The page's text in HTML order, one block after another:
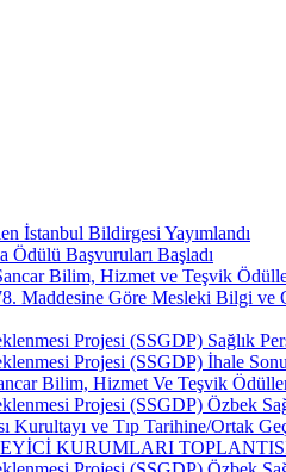
İstanbul Bildirgesi Yayımlandı
Başvuruları Başladı
Bilim, Hizmet ve Teşvik
Maddesine Göre Mesleki Bilgi
Projesi (SSGDP) Sağlık
Projesi (SSGDP) İhale
Bilim, Hizmet Ve Teşvik
Projesi (SSGDP) Özbek
Kurultayı ve Tıp Tarihine/Ortak
KURUMLARI